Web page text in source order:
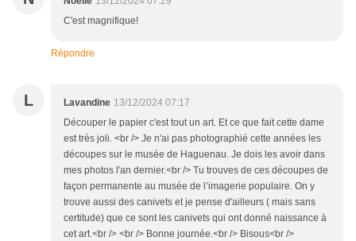
C'est magnifique!
Répondre
L Lavandine 13/12/2024 07:17
Découper le papier c'est tout un art. Et ce que fait cette dame
est très joli. <br /> Je n'ai pas photographié cette années les
découpes sur le musée de Haguenau. Je dois les avoir dans
mes photos l'an dernier.<br /> Tu trouves de ces découpes de
façon permanente au musée de l’imagerie populaire. On y
trouve aussi des canivets et je pense d'ailleurs ( mais sans
certitude) que ce sont les canivets qui ont donné naissance à
cet art.<br /> <br /> Bonne journée.<br /> Bisous<br />